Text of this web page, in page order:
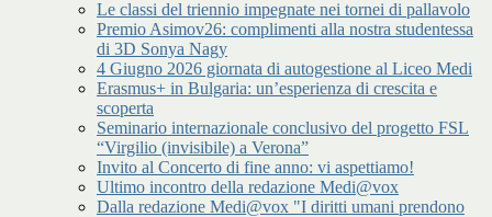
Le classi del triennio impegnate nei tornei di pallavolo
Premio Asimov26: complimenti alla nostra studentessa
di 3D Sonya Nagy
4 Giugno 2026 giornata di autogestione al Liceo Medi
Erasmus+ in Bulgaria: un’esperienza di crescita e
scoperta
Seminario internazionale conclusivo del progetto FSL
“Virgilio (invisibile) a Verona”
Invito al Concerto di fine anno: vi aspettiamo!
Ultimo incontro della redazione Medi@vox
Dalla redazione Medi@vox "I diritti umani prendono